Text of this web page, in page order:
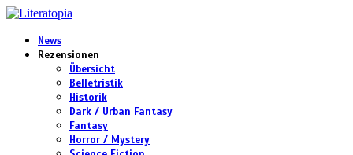
News
Rezensionen
Übersicht
Belletristik
Historik
Dark / Urban Fantasy
Fantasy
Horror / Mystery